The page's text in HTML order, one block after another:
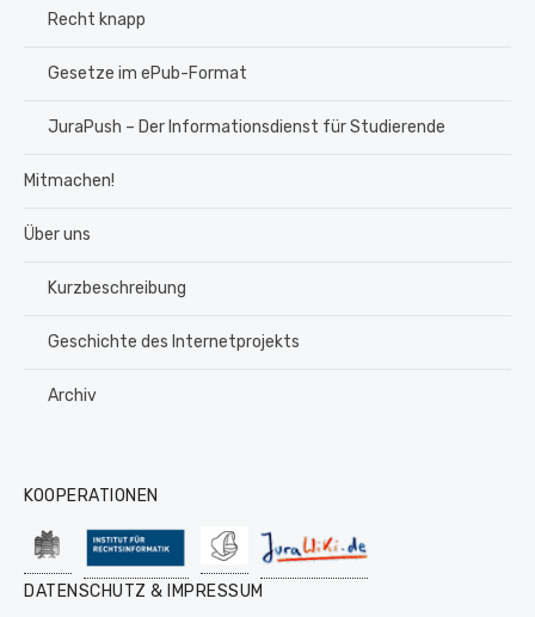
Recht knapp
Gesetze im ePub-Format
JuraPush – Der Informationsdienst für Studierende
Mitmachen!
Über uns
Kurzbeschreibung
Geschichte des Internetprojekts
Archiv
KOOPERATIONEN
DATENSCHUTZ & IMPRESSUM